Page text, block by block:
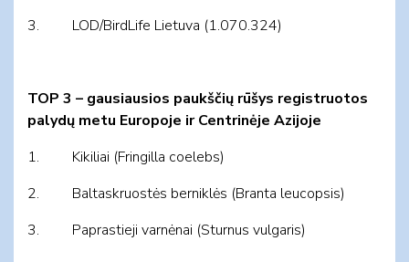
3. LOD/BirdLife Lietuva (1.070.324)
TOP 3 – gausiausios paukščių rūšys registruotos
palydų metu Europoje ir Centrinėje Azijoje
1. Kikiliai (Fringilla coelebs)
2. Baltaskruostės berniklės (Branta leucopsis)
3. Paprastieji varnėnai (Sturnus vulgaris)